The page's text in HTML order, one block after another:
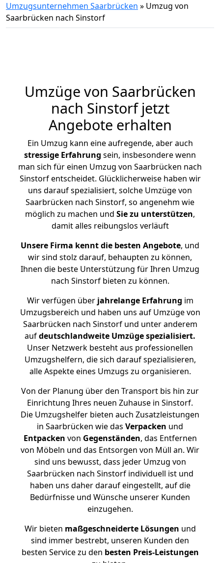
Umzugsunternehmen Saarbrücken » Umzug von
Saarbrücken nach Sinstorf
Umzüge von Saarbrücken
nach Sinstorf jetzt
Angebote erhalten
Ein Umzug kann eine aufregende, aber auch
stressige Erfahrung sein, insbesondere wenn
man sich für einen Umzug von Saarbrücken nach
Sinstorf entscheidet. Glücklicherweise haben wir
uns darauf spezialisiert, solche Umzüge von
Saarbrücken nach Sinstorf, so angenehm wie
möglich zu machen und Sie zu unterstützen,
damit alles reibungslos verläuft
Unsere Firma kennt die besten Angebote, und
wir sind stolz darauf, behaupten zu können,
Ihnen die beste Unterstützung für Ihren Umzug
nach Sinstorf bieten zu können.
Wir verfügen überjahrelange Erfahrung im
Umzugsbereich und haben uns auf Umzüge von
Saarbrücken nach Sinstorf und unter anderem
aufdeutschlandweite Umzüge spezialisiert.
Unser Netzwerk besteht aus professionellen
Umzugshelfern, die sich darauf spezialisieren,
alle Aspekte eines Umzugs zu organisieren.
Von der Planung über den Transport bis hin zur
Einrichtung Ihres neuen Zuhause in Sinstorf.
Die Umzugshelfer bieten auch Zusatzleistungen
in Saarbrücken wie das Verpacken und
Entpacken von Gegenständen, das Entfernen
von Möbeln und das Entsorgen von Müll an. Wir
sind uns bewusst, dass jeder Umzug von
Saarbrücken nach Sinstorf individuell ist und
haben uns daher darauf eingestellt, auf die
Bedürfnisse und Wünsche unserer Kunden
einzugehen.
Wir bieten maßgeschneiderte Lösungen und
sind immer bestrebt, unseren Kunden den
besten Service zu den besten Preis-Leistungen